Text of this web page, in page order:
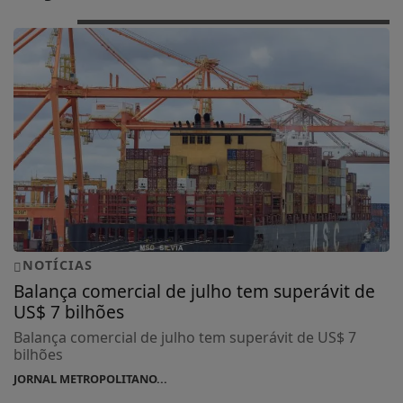
NOTÍCIAS
Balança comercial de julho tem superávit de
US$ 7 bilhões
Balança comercial de julho tem superávit de US$ 7
bilhões
JORNAL METROPOLITANO...